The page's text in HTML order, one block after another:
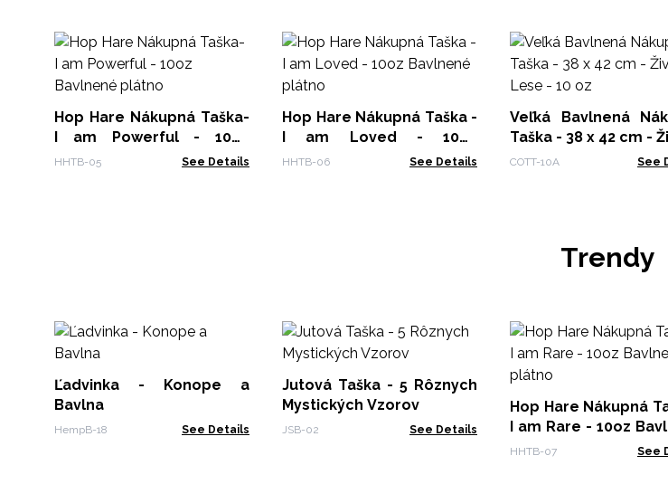
Hop Hare Nákupná Taška-
I am Powerful - 10oz
Bavlnené plátno
HHTB-05 See Details
Hop Hare Nákupná Taška -
I am Loved - 10oz
Bavlnené plátno
HHTB-06 See Details
Veľká Bavlnená
Taška - 38 x 42 cm -
Lese - 10 oz
COTT-10A See
Trendy
Ľadvinka - Konope a
Bavlna
HempB-18 See Details
Jutová Taška - 5 Rôznych
Mystických Vzorov
JSB-02 See Details
Hop Hare Nákupná
I am Rare - 10oz
plátno
HHTB-07 See